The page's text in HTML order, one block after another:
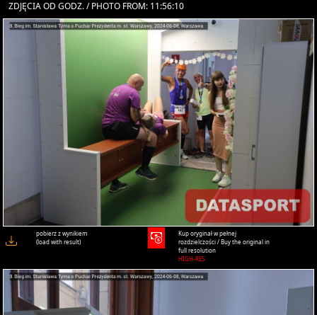
ZDJĘCIA OD GODZ. / PHOTO FROM: 11:56:10
pobierz z wynikiem
(load with result)
Kup oryginał w pełnej
rozdzielczości / Buy the original in
full resolution
HIGH-RES